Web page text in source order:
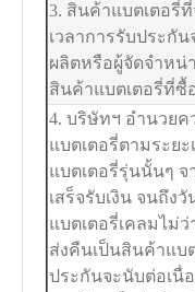
3. สินค้าแบตเตอรี่
เวลาการรับประกั
ผลิตหรือผู้จัดจำหน่
สินค้าแบตเตอรี่ที่ซื้
4. บริษัทฯ อำนวย
แบตเตอรี่ตามระย
แบตเตอรี่รุ่นนั้นๆ
เสร็จรับเงิน จนถึง
แบตเตอรี่เคลมไม่
ส่งคืนเป็นสินค้าแบ
ประกันจะนับต่อเนื่